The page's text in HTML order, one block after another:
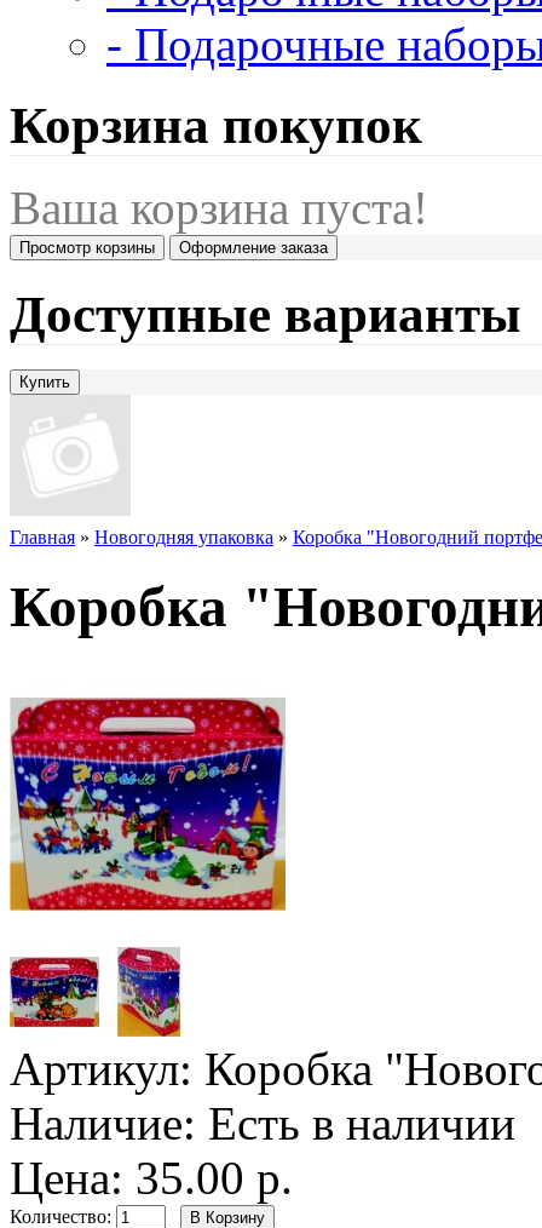
- Подарочные
Корзина покупок
Ваша корзина пуста!
Просмотр корзины Оформление заказа
Доступные варианты
Главная » Новогодняя упаковка » Коробка "Новогодний
Коробка
Артикул: Коробка
Наличие: Есть в наличии
Цена: 35.00 р.
Количество: